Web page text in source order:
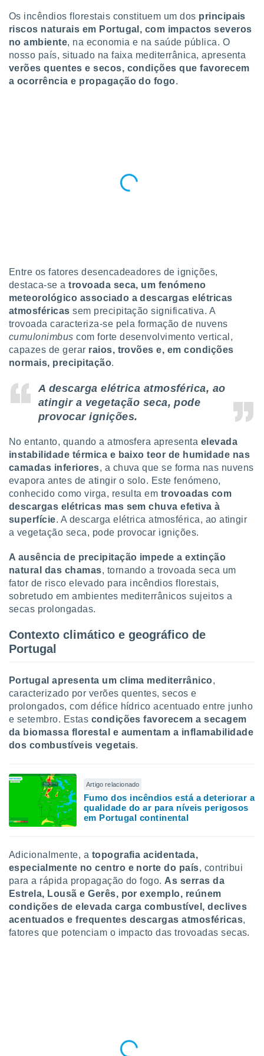
e
na nossa
e
a
a
site
caso,
de que
navegação
cookies
Pode
de
ao
através
nós e
únicos
para
como a
IP e
de
com
seu
qualquer
em “
na
Os incêndios florestais constituem um dos principais
riscos naturais em Portugal, com impactos severos
no ambiente, na economia e na saúde pública. O
nosso país, situado na faixa mediterrânica, apresenta
verões quentes e secos, condições que favorecem
a ocorrência e propagação do fogo.
Entre os fatores desencadeadores de ignições,
destaca-se atrovoada seca, um fenómeno
meteorológico associado a descargas elétricas
atmosféricas sem precipitação significativa. A
trovoada caracteriza-se pela formação de nuvens
cumulonimbus com forte desenvolvimento vertical,
capazes de gerar raios, trovões e, em condições
normais, precipitação.
A descarga elétrica atmosférica, ao
atingir a vegetação seca, pode
provocar ignições.
No entanto, quando a atmosfera apresenta elevada
instabilidade térmica e baixo teor de humidade nas
camadas inferiores, a chuva que se forma nas nuvens
evapora antes de atingir o solo. Este fenómeno,
conhecido como virga, resulta em trovoadas com
descargas elétricas mas sem chuva efetiva à
superfície. A descarga elétrica atmosférica, ao atingir
a vegetação seca, pode provocar ignições.
A ausência de precipitação impede a extinção
natural das chamas, tornando a trovoada seca um
fator de risco elevado para incêndios florestais,
sobretudo em ambientes mediterrânicos sujeitos a
secas prolongadas.
Contexto climático e geográfico de
Portugal
Portugal apresenta um clima mediterrânico,
caracterizado por verões quentes, secos e
prolongados, com défice hídrico acentuado entre junho
e setembro. Estas condições favorecem a secagem
da biomassa florestal e aumentam a inflamabilidade
dos combustíveis vegetais.
Artigo relacionado
Fumo dos incêndios está a deteriorar a
qualidade do ar para níveis perigosos
em Portugal continental
Adicionalmente, a topografia acidentada,
especialmente no centro e norte do país, contribui
para a rápida propagação do fogo. As serras da
Estrela, Lousã e Gerês, por exemplo, reúnem
condições de elevada carga combustível, declives
acentuados e frequentes descargas atmosféricas,
fatores que potenciam o impacto das trovoadas secas.